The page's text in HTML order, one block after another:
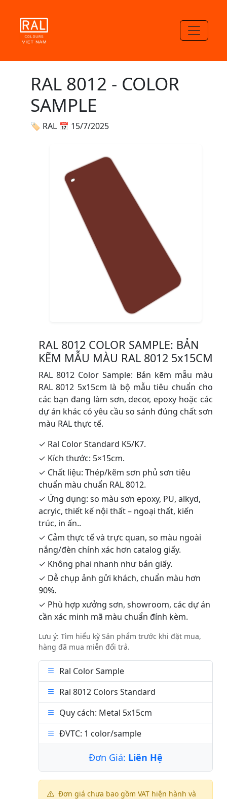
RAL 8012 - COLOR
SAMPLE
🏷 RAL 📅 15/7/2025
RAL 8012 COLOR SAMPLE: BẢN
KẼM MẪU MÀU RAL 8012 5x15CM
RAL 8012 Color Sample: Bản kẽm mẫu màu
RAL 8012 5x15cm là bộ mẫu tiêu chuẩn cho
các bạn đang làm sơn, decor, epoxy hoặc các
dự án khác có yêu cầu so sánh đúng chất sơn
màu RAL thực tế.
✓ Ral Color Standard K5/K7.
✓ Kích thước: 5×15cm.
✓ Chất liệu: Thép/kẽm sơn phủ sơn tiêu
chuẩn màu chuẩn RAL 8012.
✓ Ứng dụng: so màu sơn epoxy, PU, alkyd,
acryic, thiết kế nội thất – ngoại thất, kiến
trúc, in ấn..
✓ Cảm thực tế và trực quan, so màu ngoài
nắng/đèn chính xác hơn catalog giấy.
✓ Không phai nhanh như bản giấy.
✓ Dễ chụp ảnh gửi khách, chuẩn màu hơn
90%.
✓ Phù hợp xưởng sơn, showroom, các dự án
cần xác minh mã màu chuẩn đính kèm.
Lưu ý: Tìm hiểu kỹ Sản phẩm trước khi đặt mua,
hàng đã mua miễn đổi trả.
Ral Color Sample
Ral 8012 Colors Standard
Quy cách: Metal 5x15cm
ĐVTC: 1 color/sample
Đơn Giá: Liên Hệ
Đơn giá chưa bao gồm VAT hiện hành và